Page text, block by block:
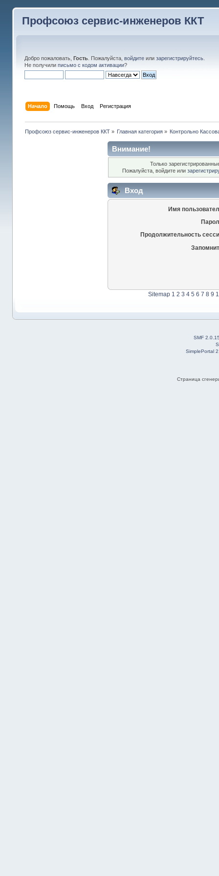
Профсоюз сервис-инженеров ККТ
Добро пожаловать, Гость. Пожалуйста, войдитеили зарегистрируйтесь.
Не получили письмо с кодом активации?
Начало Помощь Вход Регистрация
Профсоюз сервис-инженеров ККТ» Главная категория » Контрольно
Внимание!
Только
Пожалуйста, войдите или
Вход
Имя
Продолжительность
Sitemap 1 2 3 4 5 6 7 8 9
SMF
SimplePortal
Страница